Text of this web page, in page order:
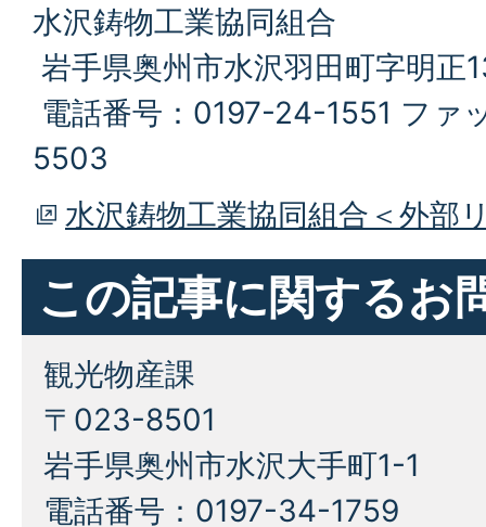
水沢鋳物工業協同組合
岩手県奥州市水沢羽田町字明正
電話番号：0197-24-1551 ファ
5503
水沢鋳物工業協同組合＜外部
この記事に関するお
観光物産課
〒023-8501
岩手県奥州市水沢大手町1-1
電話番号：0197-34-1759